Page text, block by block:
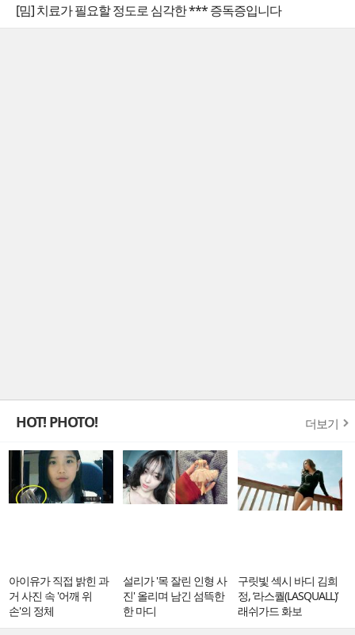
[밈] 치료가 필요할 정도로 심각한 *** 증독증입니다
HOT! PHOTO! 더보기
아이유가 직접 밝힌 과
거 사진 속 '어깨 위
손'의 정체
설리가 '목 잘린 인형 사
진' 올리며 남긴 섬뜩한
한 마디
구릿빛 섹시 바디 김희
정, ‘라스퀄(LASQUALL)’
래쉬가드 화보